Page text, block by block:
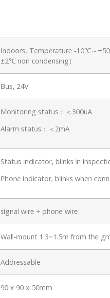
Indoors, Temperature -10℃～ +50
±2℃ non condensing）
Bus, 24V
Monitoring status ：＜ 300uA
Alarm status ：＜ 2mA
Status indicator, blinks in
Phone indicator, blinks when
signal wire + phone wire
Wall-mount 1.3~1.5m from the
Addressable
90 x 90 x 50mm